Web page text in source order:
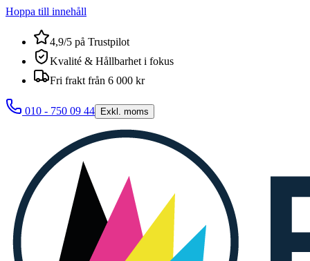
Hoppa till innehåll
4,9/5 på Trustpilot
Kvalité & Hållbarhet i fokus
Fri frakt från 6 000 kr
010 - 750 09 44 Exkl. moms